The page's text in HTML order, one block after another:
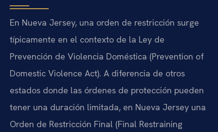
En Nueva Jersey, una orden de restricción surge
típicamente en el contexto de la Ley de
Prevención de Violencia Doméstica (Prevention of
Domestic Violence Act). A diferencia de otros
estados donde las órdenes de protección pueden
tener una duración limitada, en Nueva Jersey una
Orden de Restricción Final (Final Restraining